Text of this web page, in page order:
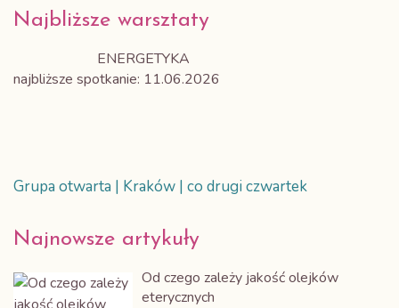
Najbliższe warsztaty
ENERGETYKA
najbliższe spotkanie: 11.06.2026
Grupa otwarta | Kraków | co drugi czwartek
Najnowsze artykuły
Od czego zależy jakość olejków
eterycznych